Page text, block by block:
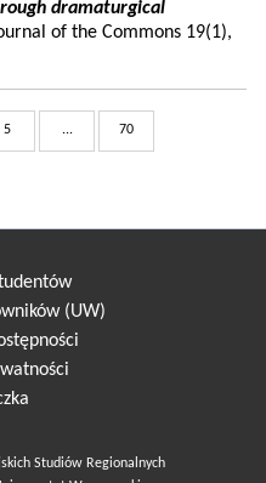
dramaturgical
of the Commons 19(1),
5 ... 70
(UW)
Studiów Regionalnych